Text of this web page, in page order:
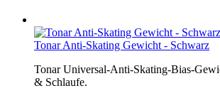
Tonar Anti-Skating Gewicht - Schwarz
Tonar Universal-Anti-Skating-Bias-
& Schlaufe.